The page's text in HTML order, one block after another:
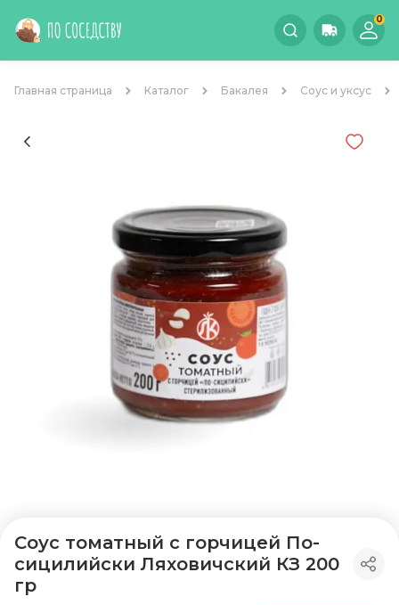
0
Главная страница Каталог Бакалея Соус и уксус
Соус томатный с горчицей По-
сицилийски Ляховичский КЗ 200
гр